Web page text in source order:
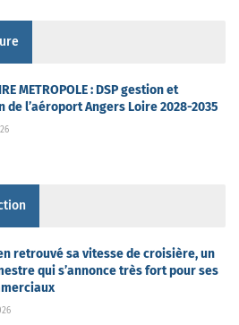
METROPOLE : DSP gestion et
de l’aéroport Angers Loire 2028-2035
retrouvé sa vitesse de croisière, un
qui s’annonce très fort pour ses